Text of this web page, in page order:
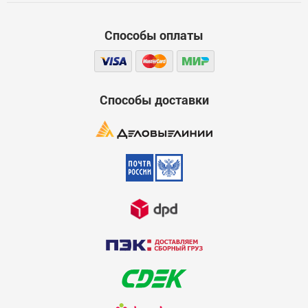
Способы оплаты
Способы доставки